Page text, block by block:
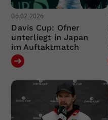
06.02.2026
Davis Cup: Ofner
unterliegt in Japan
im Auftaktmatch